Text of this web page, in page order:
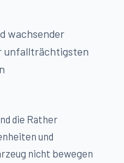
wachsender
unfallträchtigsten
die Rather
und
nicht bewegen